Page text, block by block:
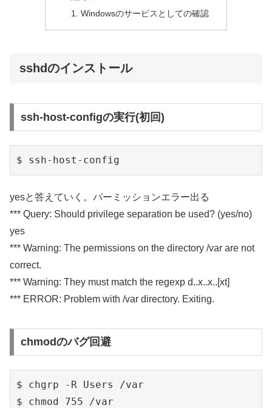
Windowsのサービスとしての確認
sshdのインストール
ssh-host-configの実行(初回)
yesと答えていく。パーミッションエラー出る
*** Query: Should privilege separation be used? (yes/no)
yes
*** Warning: The permissions on the directory /var are not
correct.
*** Warning: They must match the regexp d..x..x..[xt]
*** ERROR: Problem with /var directory. Exiting.
chmodのバグ回避
$ chgrp -R Users /var
$ chmod 755 /var